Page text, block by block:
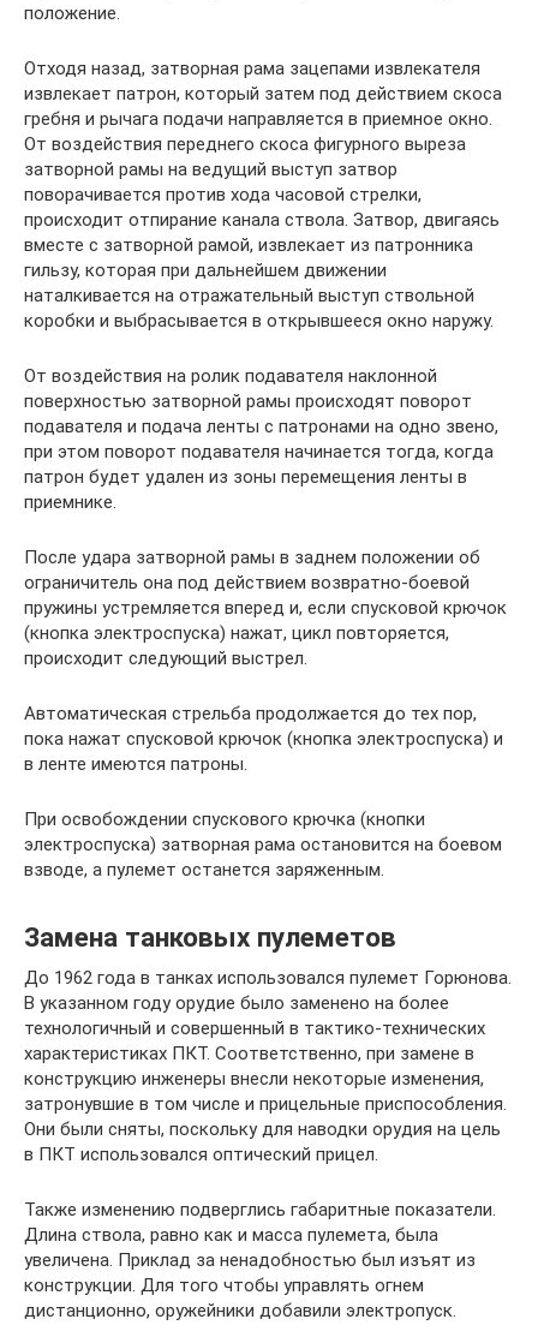
положение.
Отходя назад, затворная рама зацепами извлекателя
извлекает патрон, который затем под действием скоса
гребня и рычага подачи направляется в приемное окно.
От воздействия переднего скоса фигурного выреза
затворной рамы на ведущий выступ затвор
поворачивается против хода часовой стрелки,
происходит отпирание канала ствола. Затвор, двигаясь
вместе с затворной рамой, извлекает из патронника
гильзу, которая при дальнейшем движении
наталкивается на отражательный выступ ствольной
коробки и выбрасывается в открывшееся окно наружу.
От воздействия на ролик подавателя наклонной
поверхностью затворной рамы происходят поворот
подавателя и подача ленты с патронами на одно звено,
при этом поворот подавателя начинается тогда, когда
патрон будет удален из зоны перемещения ленты в
приемнике.
После удара затворной рамы в заднем положении об
ограничитель она под действием возвратно-боевой
пружины устремляется вперед и, если спусковой крючок
(кнопка электроспуска) нажат, цикл повторяется,
происходит следующий выстрел.
Автоматическая стрельба продолжается до тех пор,
пока нажат спусковой крючок (кнопка электроспуска) и
в ленте имеются патроны.
При освобождении спускового крючка (кнопки
электроспуска) затворная рама остановится на боевом
взводе, а пулемет останется заряженным.
Замена танковых пулеметов
До 1962 года в танках использовался пулемет Горюнова.
В указанном году орудие было заменено на более
технологичный и совершенный в тактико-технических
характеристиках ПКТ. Соответственно, при замене в
конструкцию инженеры внесли некоторые изменения,
затронувшие в том числе и прицельные приспособления.
Они были сняты, поскольку для наводки орудия на цель
в ПКТ использовался оптический прицел.
Также изменению подверглись габаритные показатели.
Длина ствола, равно как и масса пулемета, была
увеличена. Приклад за ненадобностью был изъят из
конструкции. Для того чтобы управлять огнем
дистанционно, оружейники добавили электропуск.